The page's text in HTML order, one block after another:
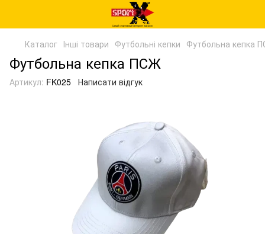
Каталог Інші товари Футбольні кепки Футбольна кепка
Футбольна кепка ПСЖ
Артикул: FK025 Написати відгук